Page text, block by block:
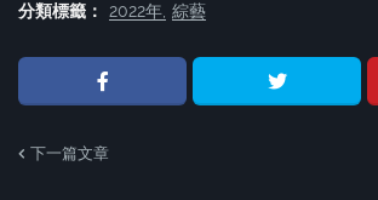
分類標籤： 2022年 綜藝
下一篇文章